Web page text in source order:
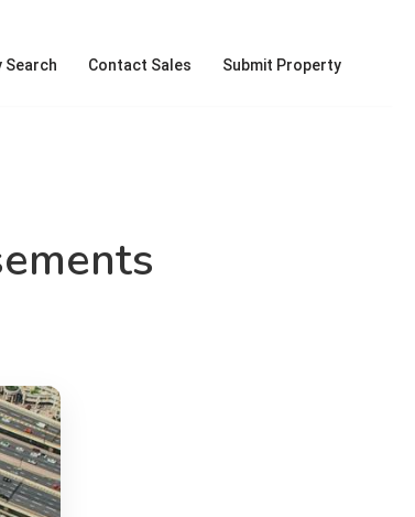
Search Contact Sales Submit Property